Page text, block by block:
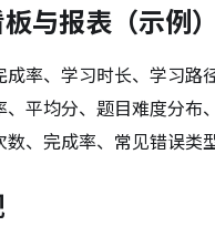
与报表（示例）
成率、学习时长、学习路
、平均分、题目难度分布
数、完成率、常见错误类